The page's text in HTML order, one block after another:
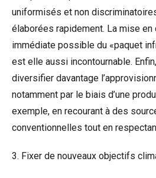
uniformisés et non
élaborées rapidement. La mise
immédiate possible du «paquet
est elle aussi incontournable.
diversifier davantage
notamment par le biais d’une
exemple, en recourant à des
conventionnelles tout en
3. Fixer de nouveaux objectifs